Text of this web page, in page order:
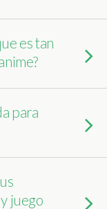
es tan
para
juego